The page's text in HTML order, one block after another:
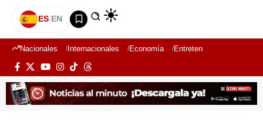
ES|EN
Nacionales Internacionales Economía Entretenimiento